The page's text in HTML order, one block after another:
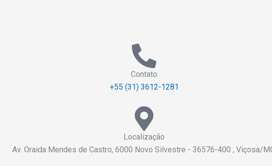
Contato
+55 (31) 3612-1281
Localização
Av. Oraida Mendes de Castro, 6000 Novo Silvestre - 36576-400 , Viçosa/